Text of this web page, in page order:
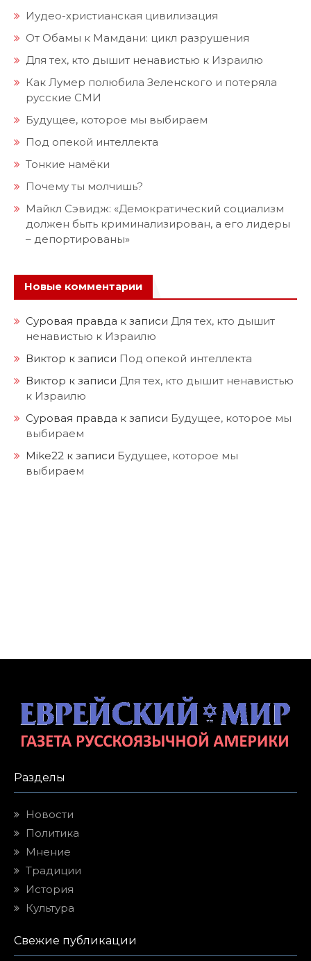
Иудео-христианская цивилизация
От Обамы к Мамдани: цикл разрушения
Для тех, кто дышит ненавистью к Израилю
Как Лумер полюбила Зеленского и потеряла
русские СМИ
Будущее, которое мы выбираем
Под опекой интеллекта
Тонкие намёки
Почему ты молчишь?
Майкл Сэвидж: «Демократический социализм
должен быть криминализирован, а его лидеры
– депортированы»
Новые комментарии
Суровая правда к записи Для тех, кто дышит
ненавистью к Израилю
Виктор к записи Под опекой интеллекта
Виктор к записи Для тех, кто дышит ненавистью
к Израилю
Суровая правда к записи Будущее, которое мы
выбираем
Mike22 к записи Будущее, которое мы
выбираем
Разделы
Новости
Политика
Мнение
Традиции
История
Культура
Свежие публикации